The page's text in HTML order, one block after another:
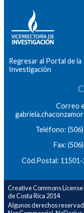
Regresar al Portal de la
Investigación
Correo
Teléfono:
Fax:
Cód.Postal:
Creative Commons
de Costa Rica 2014
Algunos derechos